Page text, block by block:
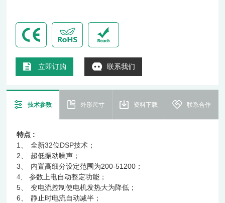
立即订购 联系我们
技术参数 外形尺寸 资料下载 联系合作
特点 :
1、
全新32位DSP技术；
2、
超低振动噪声；
3、
内置高细分设定范围为200-51200；
4、 参数上电自动整定功能；
5、
变电流控制使电机发热大为降低；
6、
静止时电流自动减半；